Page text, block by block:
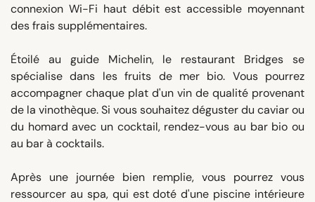
connexion Wi-Fi haut débit est accessible moyennant
des frais supplémentaires.
Étoilé au guide Michelin, le restaurant Bridges se
spécialise dans les fruits de mer bio. Vous pourrez
accompagner chaque plat d'un vin de qualité provenant
de la vinothèque. Si vous souhaitez déguster du caviar ou
du homard avec un cocktail, rendez-vous au bar bio ou
au bar à cocktails.
Après une journée bien remplie, vous pourrez vous
ressourcer au spa, qui est doté d'une piscine intérieure